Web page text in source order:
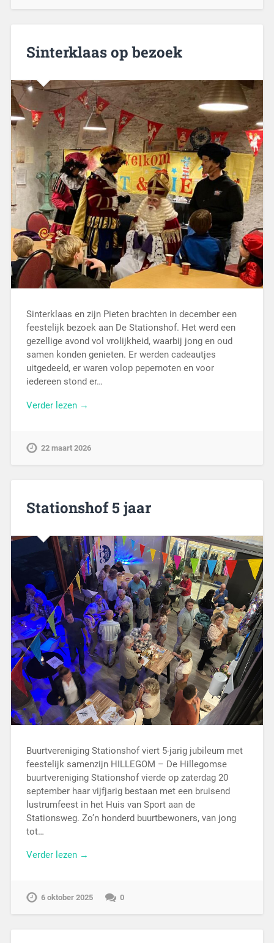
Sinterklaas op bezoek
Sinterklaas en zijn Pieten brachten in december een
feestelijk bezoek aan De Stationshof. Het werd een
gezellige avond vol vrolijkheid, waarbij jong en oud
samen konden genieten. Er werden cadeautjes
uitgedeeld, er waren volop pepernoten en voor
iedereen stond er…
Verder lezen →
22 maart 2026
Stationshof 5 jaar
Buurtvereniging Stationshof viert 5-jarig jubileum met
feestelijk samenzijn HILLEGOM – De Hillegomse
buurtvereniging Stationshof vierde op zaterdag 20
september haar vijfjarig bestaan met een bruisend
lustrumfeest in het Huis van Sport aan de
Stationsweg. Zo’n honderd buurtbewoners, van jong
tot…
Verder lezen →
6 oktober 2025 0